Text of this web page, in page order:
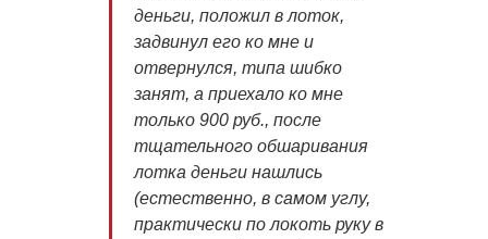
деньги, положил в лоток,
задвинул его ко мне и
отвернулся, типа шибко
занят, а приехало ко мне
только 900 руб., после
тщательного обшаривания
лотка деньги нашлись
(естественно, в самом углу,
практически по локоть руку в